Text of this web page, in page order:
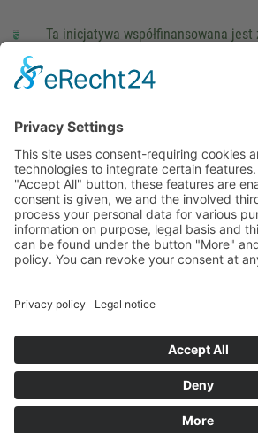
Ta inicjatywa współfinansowana jest
parlamentarzystów Landtagu
stopka redakcyjna
This site uses consent-requiring cookies
technologies to integrate certain
"Accept All" button, these features are
After consent is given, we and the
companies process your personal data
companies can be found under the
DENY ACCEPT